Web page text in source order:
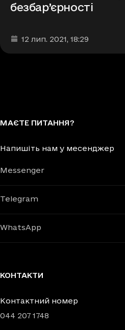
безбар’єрності
Дата та час публікації
12 лип. 2021, 18:29
МАЄТЕ ПИТАННЯ?
Напишіть нам у месенджер
Messenger
Telegram
WhatsApp
КОНТАКТИ
Контактний номер
044 207 1748